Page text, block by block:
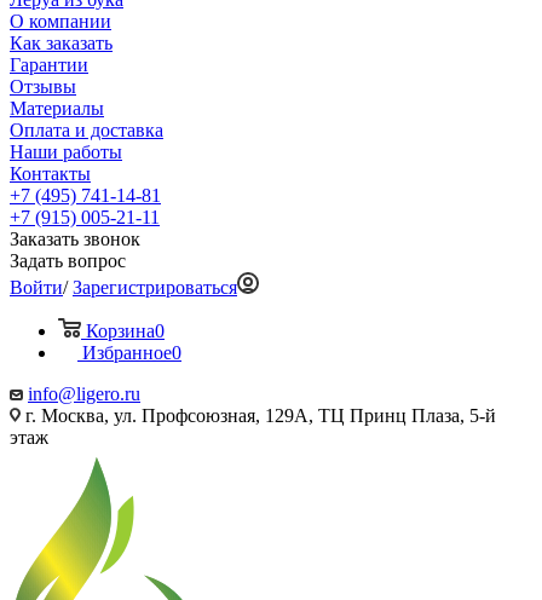
О компании
Как заказать
Гарантии
Отзывы
Материалы
Оплата и доставка
Наши работы
Контакты
+7 (495) 741-14-81
+7 (915) 005-21-11
Заказать звонок
Задать вопрос
Войти/Зарегистрироваться
Корзина0
Избранное0
info@ligero.ru
г. Москва, ул. Профсоюзная, 129А, ТЦ Принц Плаза, 5-й
этаж